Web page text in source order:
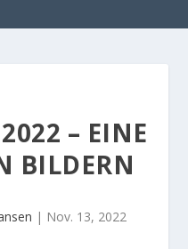
– EINE
BILDERN
| Nov. 13, 2022